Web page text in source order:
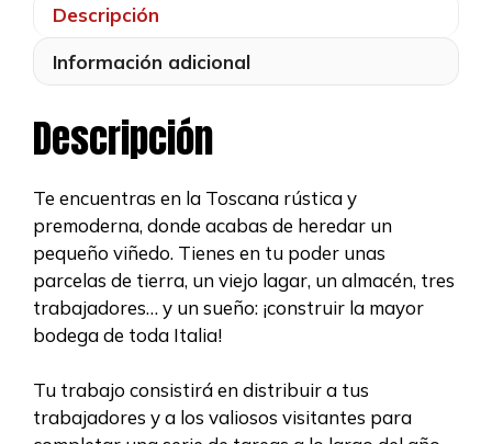
Descripción
Información adicional
Descripción
Te encuentras en la Toscana rústica y
premoderna, donde acabas de heredar un
pequeño viñedo. Tienes en tu poder unas
parcelas de tierra, un viejo lagar, un almacén, tres
trabajadores… y un sueño: ¡construir la mayor
bodega de toda Italia!
Tu trabajo consistirá en distribuir a tus
trabajadores y a los valiosos visitantes para